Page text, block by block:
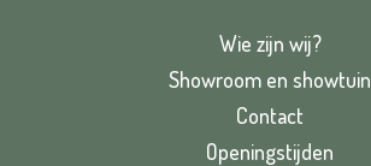
Wie zijn wij?
Showroom en showtuin
Contact
Openingstijden